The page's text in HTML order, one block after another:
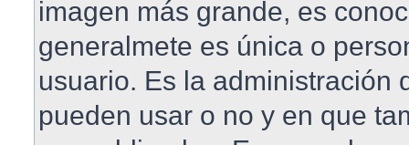
imagen más grande, es
generalmete es única o
usuario. Es la administración
pueden usar o no y en que